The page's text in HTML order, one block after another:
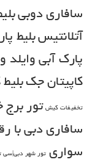
سافاری دوبی
آتلانتیسبلیط
پارک آبی وایلد
کاپیتان جک
تخفیفات کیش تور برج
سافاری دبی با
سواری تور شهر دبی|سی